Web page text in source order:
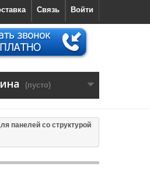
Войти
Связь
(пусто)
панелей со структурой